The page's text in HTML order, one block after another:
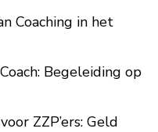
Coaching in het
Begeleiding op
ZZP’ers: Geld